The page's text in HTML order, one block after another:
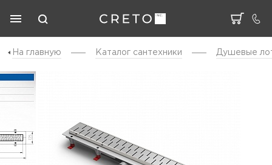
На главную Каталог cантехники Душевые